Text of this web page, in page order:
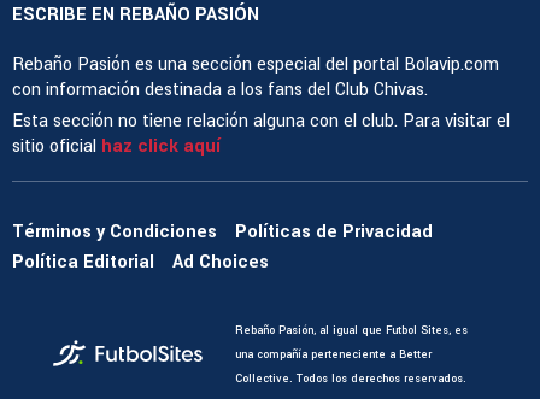
ESCRIBE EN REBAÑO PASIÓN
Rebaño Pasión es una sección especial del portal Bolavip.com
con información destinada a los fans del Club Chivas.
Esta sección no tiene relación alguna con el club. Para visitar el
sitio oficial haz click aquí
Términos y Condiciones
Políticas de Privacidad
Política Editorial
Ad Choices
Rebaño Pasión, al igual que Futbol Sites, es
una compañía perteneciente a Better
Collective. Todos los derechos reservados.